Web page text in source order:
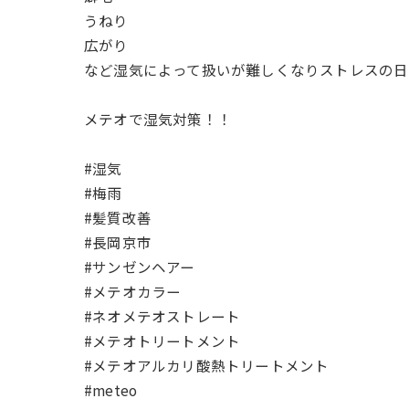
うねり
広がり
など湿気によって扱いが難しくなりストレスの
メテオで湿気対策！！
#湿気
#梅雨
#髪質改善
#長岡京市
#サンゼンヘアー
#メテオカラー
#ネオメテオストレート
#メテオトリートメント
#メテオアルカリ酸熱トリートメント
#meteo